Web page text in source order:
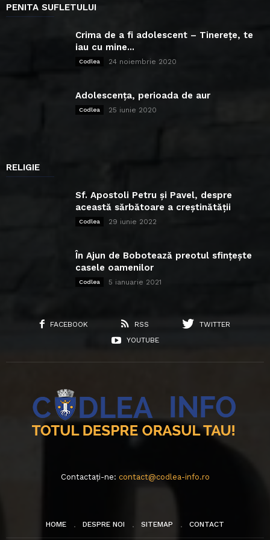
PENITA SUFLETULUI
Crima de a fi adolescent – Tinerețe, te
iau cu mine...
Codlea 24 noiembrie 2020
Adolescența, perioada de aur
Codlea 25 iunie 2020
RELIGIE
Sf. Apostoli Petru și Pavel, despre
această sărbătoare a creștinătății
Codlea 29 iunie 2022
În Ajun de Bobotează preotul sfințește
casele oamenilor
Codlea 5 ianuarie 2021
FACEBOOK RSS
TWITTER
YOUTUBE
Contactați-ne: contact@codlea-info.ro
HOME DESPRE NOI SITEMAP CONTACT